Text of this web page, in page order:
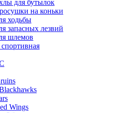
для бутылок
на коньки
ходьбы
запасных лезвий
шлемов
Wings